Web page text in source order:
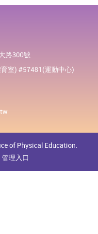
路300號
室) #57481(運動中心)
of Physical Education.
管理入口